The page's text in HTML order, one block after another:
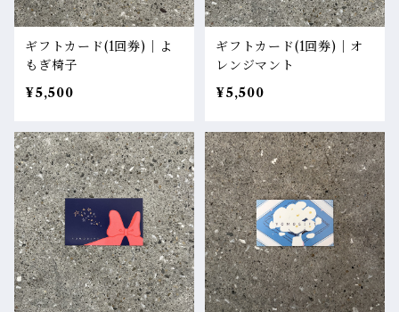
ギフトカード(1回券)｜よ
もぎ椅子
¥5,500
ギフトカード(1回券)｜オ
レンジマント
¥5,500